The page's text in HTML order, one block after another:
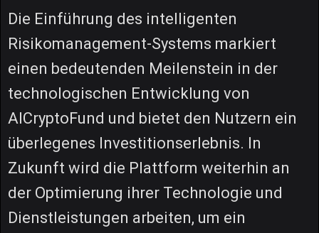
Die Einführung des intelligenten
Risikomanagement-Systems markiert
einen bedeutenden Meilenstein in der
technologischen Entwicklung von
AICryptoFund und bietet den Nutzern ein
überlegenes Investitionserlebnis. In
Zukunft wird die Plattform weiterhin an
der Optimierung ihrer Technologie und
Dienstleistungen arbeiten, um ein